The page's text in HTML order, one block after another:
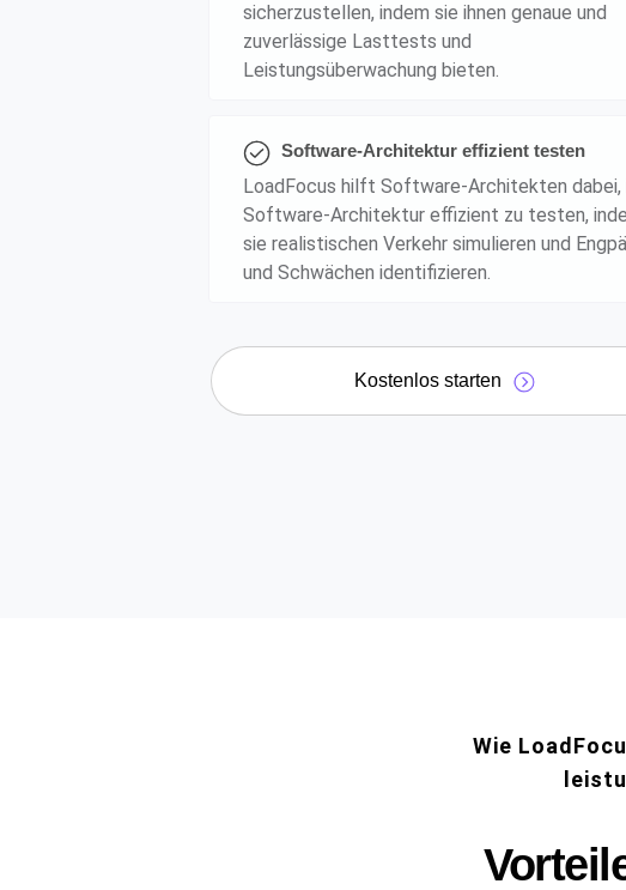
sicherzustellen, indem sie ihnen genaue und
zuverlässige Lasttests und
Leistungsüberwachung bieten.
Software-Architektur effizient testen
LoadFocus hilft Software-Architekten dabei,
Software-Architektur effizient zu testen,
sie realistischen Verkehr simulieren und
und Schwächen identifizieren.
Kostenlos starten
Wie